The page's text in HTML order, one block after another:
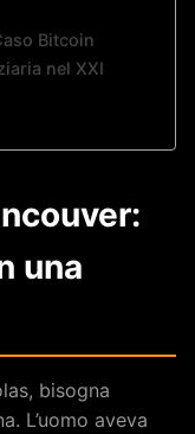
Bitcoin
nel XXI
una
bisogna
L’uomo aveva